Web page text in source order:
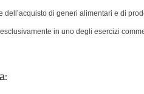
di generi alimentari e di
in uno degli esercizi